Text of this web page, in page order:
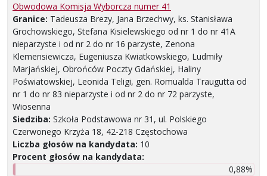
Obwodowa Komisja Wyborcza numer 41
Granice: Tadeusza Brezy, Jana Brzechwy, ks. Stanisława
Grochowskiego, Stefana Kisielewskiego od nr 1 do nr 41A
nieparzyste i od nr 2 do nr 16 parzyste, Zenona
Klemensiewicza, Eugeniusza Kwiatkowskiego, Ludmiły
Marjańskiej, Obrońców Poczty Gdańskiej, Haliny
Poświatowskiej, Leonida Teligi, gen. Romualda Traugutta od
nr 1 do nr 83 nieparzyste i od nr 2 do nr 72 parzyste,
Wiosenna
Siedziba: Szkoła Podstawowa nr 31, ul. Polskiego
Czerwonego Krzyża 18, 42-218 Częstochowa
Liczba głosów na kandydata: 10
Procent głosów na kandydata:
0,88%